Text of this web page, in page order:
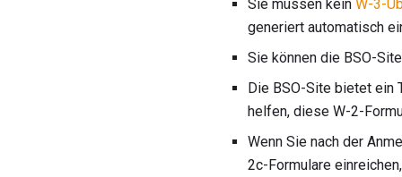
Sie müssen kein W-3-
generiert automatisch
Sie können die BSO-
Die BSO-Site bietet ein
helfen, diese W-2-
Wenn Sie nach der
2c-Formulare